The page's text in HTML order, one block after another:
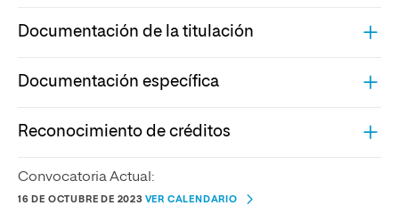
Documentación de la titulación
Documentación específica
Reconocimiento de créditos
Convocatoria Actual:
16 DE OCTUBRE DE 2023 VER CALENDARIO